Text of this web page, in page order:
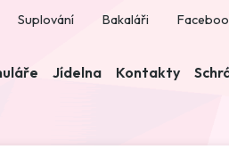
Suplování Bakaláři
Jídelna Kontakty